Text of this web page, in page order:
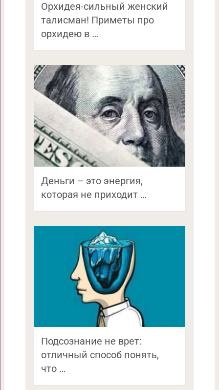
Орхидея-сильный женский
талисман! Приметы про
орхидею в …
Деньги – это энергия,
которая не приходит …
Подсознание не врет:
отличный способ понять,
что …